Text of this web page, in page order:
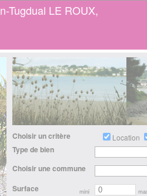
Tugdual LE ROUX,
Choisir un critère Location
Type de bien
Choisir une commune
Surface mini